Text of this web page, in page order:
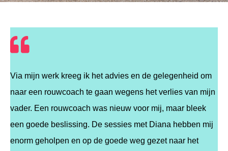
Via mijn werk kreeg ik het advies en de gelegenheid om
naar een rouwcoach te gaan wegens het verlies van mijn
vader. Een rouwcoach was nieuw voor mij, maar bleek
een goede beslissing. De sessies met Diana hebben mij
enorm geholpen en op de goede weg gezet naar het